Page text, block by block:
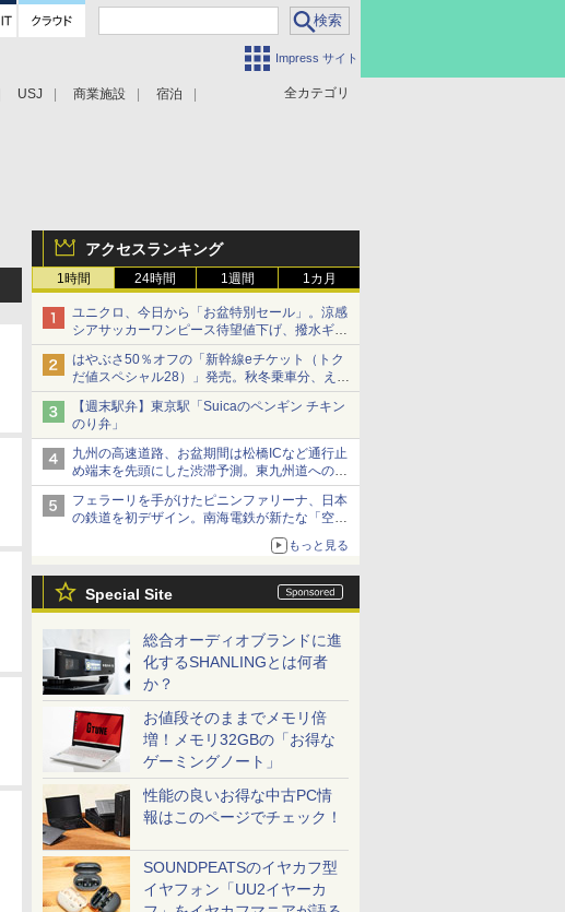
Impress サイト
全カテゴリ
USJ 商業施設 宿泊
アクセスランキング
1時間 24時間 1週間 1カ月
ユニクロ、今日から「お盆特別セール」。涼感
シアサッカーワンピース待望値下げ、撥水ギア
ショーツは1990円に
はやぶさ50％オフの「新幹線eチケット（トク
だ値スペシャル28）」発売。秋冬乗車分、えき
ねっと限定
【週末駅弁】東京駅「Suicaのペンギン チキン
のり弁」
九州の高速道路、お盆期間は松橋ICなど通行止
め端末を先頭にした渋滞予測。東九州道への迂
回は料金調整を実施
フェラーリを手がけたピニンファリーナ、日本
の鉄道を初デザイン。南海電鉄が新たな「空港
もっと見る
Special Site
総合オーディオブランドに進
化するSHANLINGとは何者
か？
お値段そのままでメモリ倍
増！メモリ32GBの「お得な
ゲーミングノート」
性能の良いお得な中古PC情
報はこのページでチェック！
SOUNDPEATSのイヤカフ型
イヤフォン「UU2イヤーカ